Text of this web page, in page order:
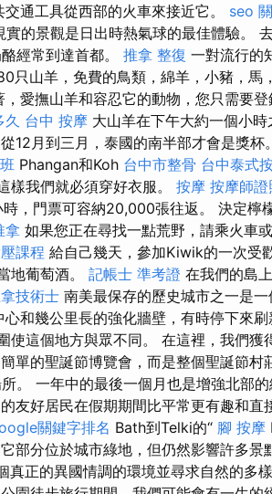
通工具從西部的火車來接近它。 seo
的景觀是日出時熱氣球的最佳體驗。
經常到達首都。 推拿 整復 一對流行的
只山羊，免費的鳥類，綿羊，小豬，馬
愛撫山羊和容忍它的動物，您只需要登
台中 按摩 大山羊在下午大約一個小
12月到三月，泰國的南半部才會是獎杯
Phangan和Koh 台中市整骨 台中泰式
樣我們就必須穿好衣服。 按摩 按摩師證
，門票可容納20,000張往返。 決定檸
拿 如果您正在尋找一點荒野，請乘火車
課程 給自己幾天，參加Kiwik的一次受
地葡萄酒。 記帳士 準考證 在我們的島
技術士 南美最保存的歷史城市之一是一
和幾公里長的強化牆壁，有時停下來
使這個地方與眾不同。 在這裡，我們獲
單的聖誕節博覽會，而是整個聖誕節村
。 一年中的最後一個月也是增強北部
友好居民在假期期間比平常更有趣和直
關鍵字排名 Bath到Telki的“ 腳 按摩
部分位於城市綠地，但仍然影響許多景
真正的異國情調的環境並尋求自然的多